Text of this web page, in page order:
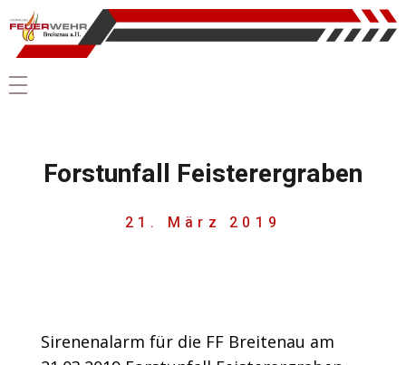
Forstunfall Feisterergraben
21. März 2019
Sirenenalarm für die FF Breitenau am